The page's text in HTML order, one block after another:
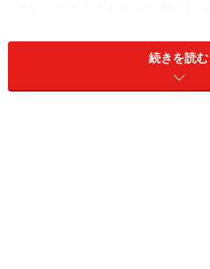
「自分で
をお聞きし
続きを読む